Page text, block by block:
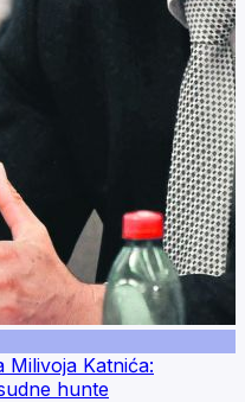
Milivoja Katnića:
hunte